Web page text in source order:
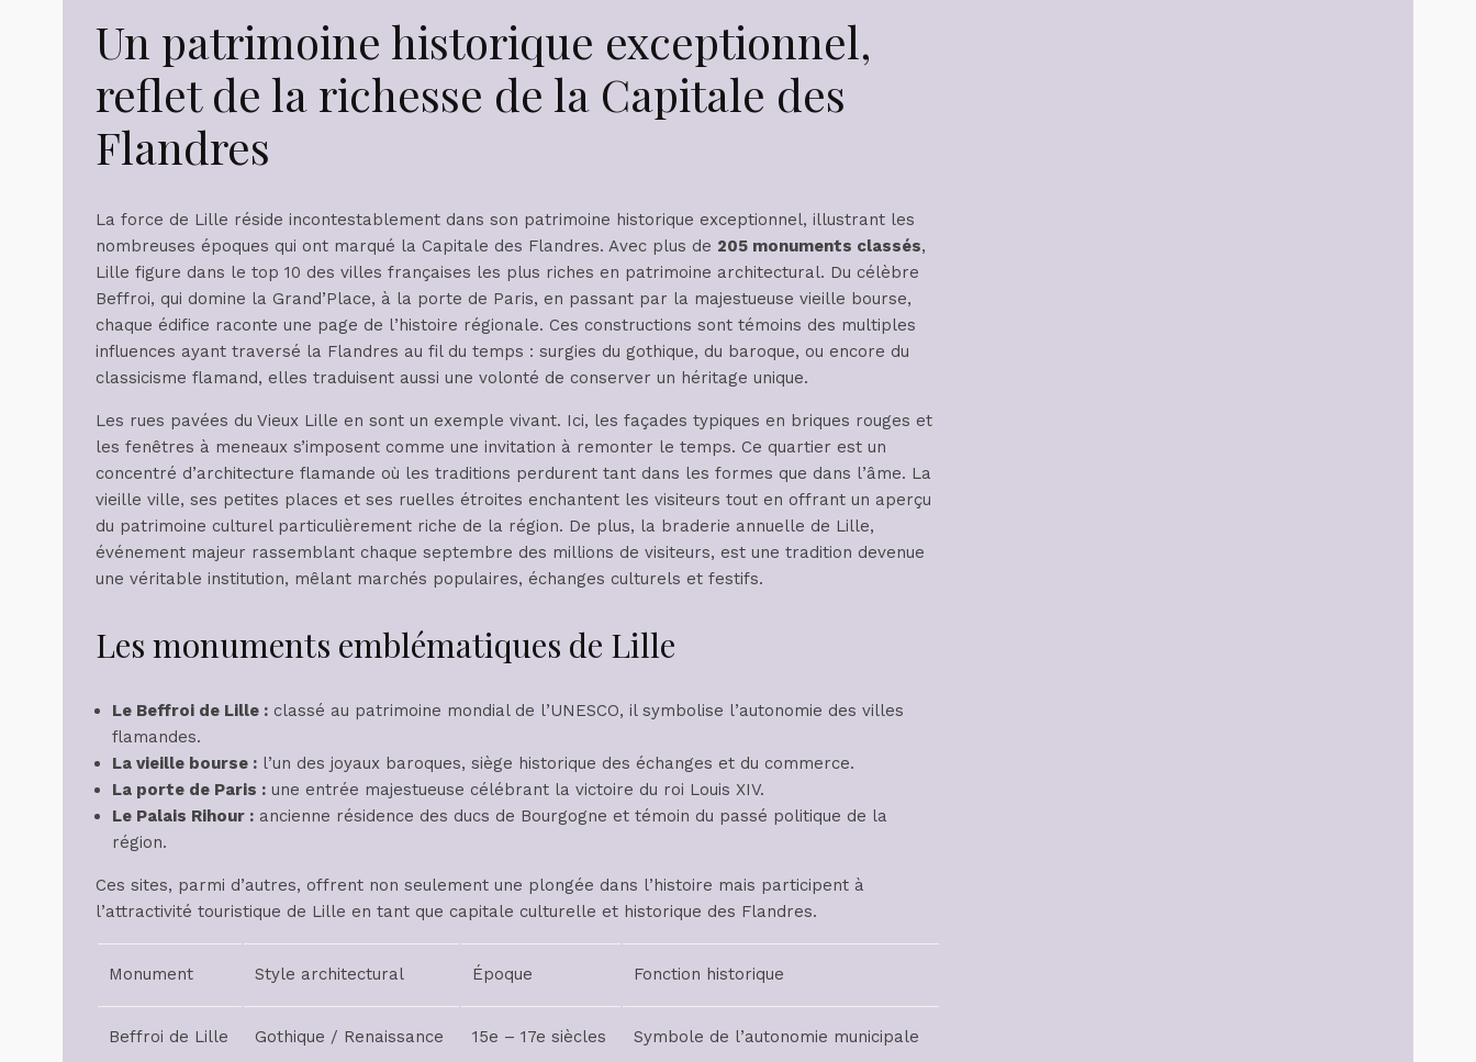
Un patrimoine historique exceptionnel,
reflet de la richesse de la Capitale des
Flandres
La force de Lille réside incontestablement dans son patrimoine historique exceptionnel, illustrant les
nombreuses époques qui ont marqué la Capitale des Flandres. Avec plus de 205 monuments classés,
Lille figure dans le top 10 des villes françaises les plus riches en patrimoine architectural. Du célèbre
Beffroi, qui domine la Grand’Place, à la porte de Paris, en passant par la majestueuse vieille bourse,
chaque édifice raconte une page de l’histoire régionale. Ces constructions sont témoins des multiples
influences ayant traversé la Flandres au fil du temps : surgies du gothique, du baroque, ou encore du
classicisme flamand, elles traduisent aussi une volonté de conserver un héritage unique.
Les rues pavées du Vieux Lille en sont un exemple vivant. Ici, les façades typiques en briques rouges et
les fenêtres à meneaux s’imposent comme une invitation à remonter le temps. Ce quartier est un
concentré d’architecture flamande où les traditions perdurent tant dans les formes que dans l’âme. La
vieille ville, ses petites places et ses ruelles étroites enchantent les visiteurs tout en offrant un aperçu
du patrimoine culturel particulièrement riche de la région. De plus, la braderie annuelle de Lille,
événement majeur rassemblant chaque septembre des millions de visiteurs, est une tradition devenue
une véritable institution, mêlant marchés populaires, échanges culturels et festifs.
Les monuments emblématiques de Lille
Le Beffroi de Lille : classé au patrimoine mondial de l’UNESCO, il symbolise l’autonomie des villes
flamandes.
La vieille bourse : l’un des joyaux baroques, siège historique des échanges et du commerce.
La porte de Paris : une entrée majestueuse célébrant la victoire du roi Louis XIV.
Le Palais Rihour : ancienne résidence des ducs de Bourgogne et témoin du passé politique de la
région.
Ces sites, parmi d’autres, offrent non seulement une plongée dans l’histoire mais participent à
l’attractivité touristique de Lille en tant que capitale culturelle et historique des Flandres.
Monument Style architectural Époque Fonction historique
Beffroi de Lille Gothique / Renaissance 15e – 17e siècles Symbole de l’autonomie municipale